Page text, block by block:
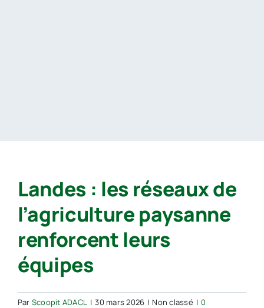
Landes : les réseaux de
l’agriculture paysanne
renforcent leurs
équipes
Par Scoopit ADACL | 30 mars 2026 | Non classé | 0